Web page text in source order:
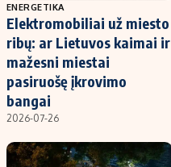
ENERGETIKA
Elektromobiliai už miesto
ribų: ar Lietuvos kaimai ir
mažesni miestai
pasiruošę įkrovimo
bangai
2026-07-26